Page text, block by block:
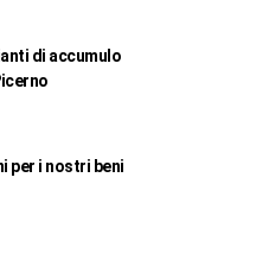
di accumulo
per i nostri beni